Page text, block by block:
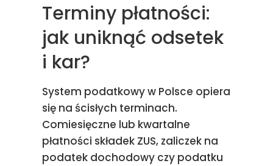
Terminy płatności:
jak uniknąć odsetek
i kar?
System podatkowy w Polsce opiera
się na ścisłych terminach.
Comiesięczne lub kwartalne
płatności składek ZUS, zaliczek na
podatek dochodowy czy podatku